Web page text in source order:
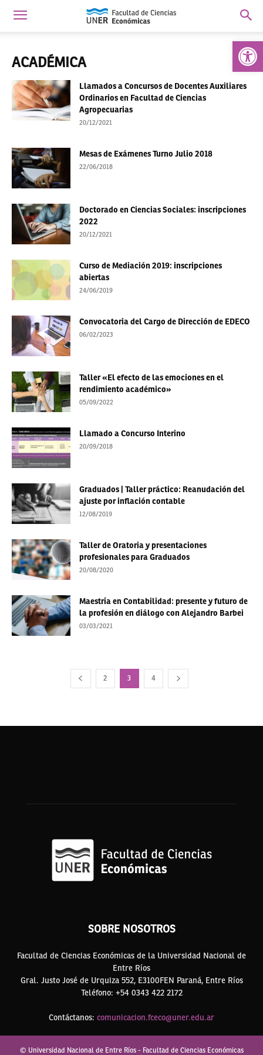
Abrir
ACADÉMICA
Llamados a Concursos de Docentes Auxiliares
Ordinarios en Facultad de Ciencias
Agropecuarias
20/12/2021
Mesas de Exámenes Turno Julio 2018
22/06/2018
Doctorado en Ciencias Sociales: inscripciones
2022
20/12/2021
Curso de Mediación 2019: inscripciones
abiertas
24/06/2019
Convocatoria del Cargo de Dirección de EDECO
06/02/2023
Taller «El efecto de las emociones en el
rendimiento académico»
05/09/2022
Llamado a Concurso Interino
20/09/2018
Graduados | Taller práctico: Reanudación del
ajuste por inflación contable
12/08/2019
Taller de Oratoria y presentaciones
profesionales para Graduados
20/08/2020
Maestría en Contabilidad: presente y futuro de
la profesión en diálogo con Alejandro Barbei
03/03/2021
2 3 4
SOBRE NOSOTROS
Facultad de Ciencias Económicas de la Universidad Nacional de
Entre Ríos
Gral. Justo José de Urquiza 552, E3100FEN Paraná, Entre Ríos
Teléfono: +54 0343 422 2172
Contáctanos: comunicacion.fceco@uner.edu.ar
© Universidad Nacional de Entre Ríos - Facultad de Ciencias Económicas